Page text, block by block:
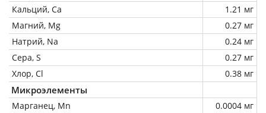
Кальций, Ca
1.21 мг
Магний, Mg
0.27 мг
Натрий, Na
0.24 мг
Сера, S
0.27 мг
Хлор, Cl
0.38 мг
Микроэлементы
Марганец, Mn 0.0004 мг